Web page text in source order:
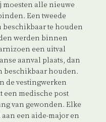
moesten alle nieuwe
Een tweede
te houden
werden binnen
een uitval
aanval plaats, dan
beschikbaar houden.
de vestingwerken
een medische post
van gewonden. Elke
een aide-major en